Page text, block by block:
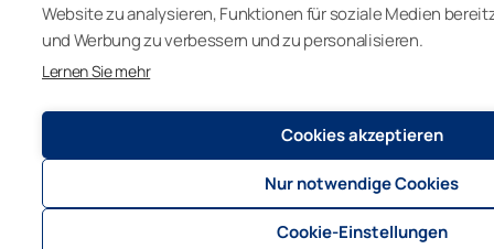
Website zu analysieren, Funktionen für soziale Medien
und Werbung zu verbessern und zu personalisieren.
Lernen Sie mehr
Cookies akzeptieren
Nur notwendige Cookies
Cookie-Einstellungen